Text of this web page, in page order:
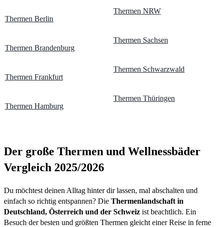
Thermen Berlin
Thermen Brandenburg
Thermen Frankfurt
Thermen Hamburg
Thermen NRW
Thermen Sachsen
Thermen Schwarzwald
Thermen Thüringen
Der große Thermen und Wellnessbäder
Vergleich 2025/2026
Du möchtest deinen Alltag hinter dir lassen, mal abschalten und
einfach so richtig entspannen? Die Thermenlandschaft in
Deutschland, Österreich und der Schweiz ist beachtlich. Ein
Besuch der besten und größten Thermen gleicht einer Reise in ferne